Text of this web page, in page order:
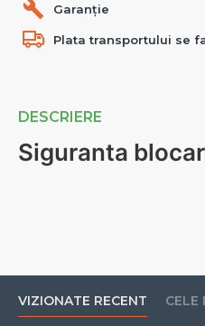
DESCRIERE
Siguranta
Garanție
Plata transportului se
VIZIONATE RECENT CELE